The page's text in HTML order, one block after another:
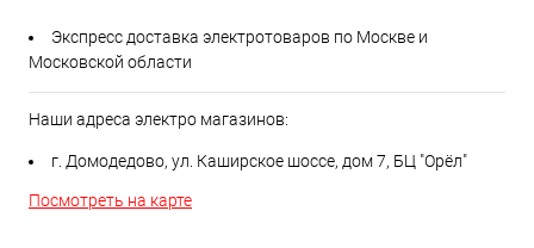
Экспресс доставка электротоваров по Москве и
Московской области
Наши адреса электро магазинов:
г. Домодедово, ул. Каширское шоссе, дом 7, БЦ "Орёл"
Посмотреть на карте